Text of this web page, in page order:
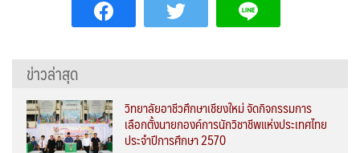
ข่าวล่าสุด
วิทยาลัยอาชีวศึกษาเชียงใหม่ จัดกิจกรรมการ
เลือกตั้งนายกองค์การนักวิชาชีพแห่งประเทศไทย
ประจำปีการศึกษา 2570